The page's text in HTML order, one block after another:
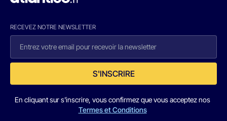
RECEVEZ NOTRE NEWSLETTER
S'INSCRIRE
En cliquant sur s'inscrire, vous confirmez que vous acceptez nos
Termes et Conditions